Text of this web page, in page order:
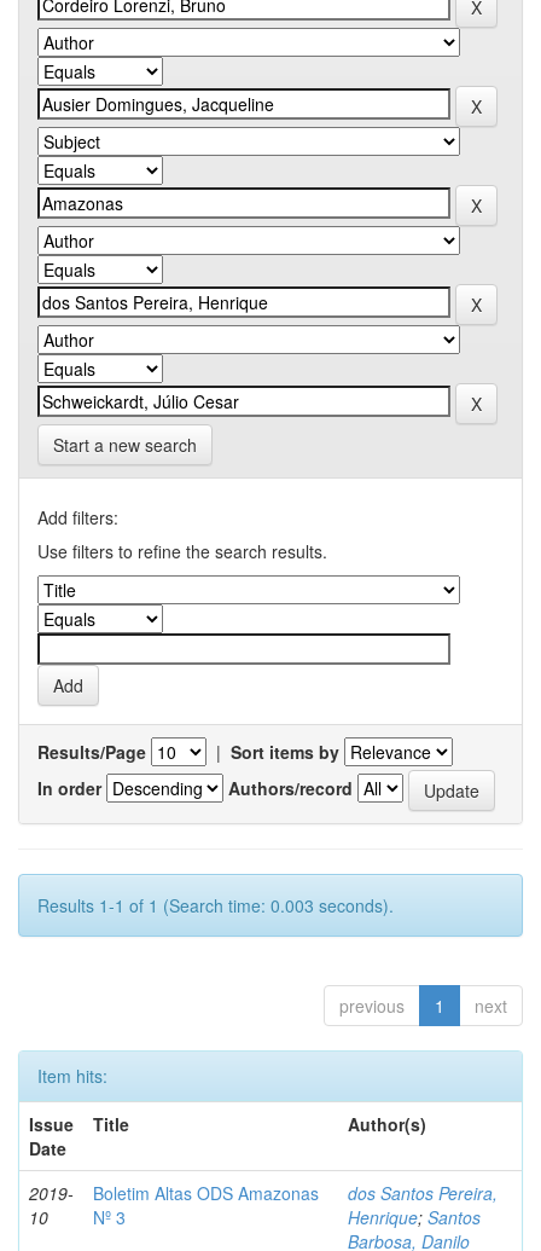
Start a new search
Add filters:
Use filters to refine the search results.
Results/Page | Sort items by
In order
Authors/record
Results 1-1 of 1 (Search time: 0.003 seconds).
previous 1 next
Item hits:
Issue
Date
Title Author(s)
2019-
10
Boletim Altas ODS Amazonas
Nº 3
dos Santos Pereira,
Henrique; Santos
Barbosa, Danilo